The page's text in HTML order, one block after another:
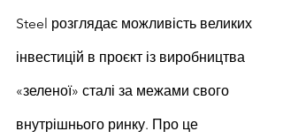
Steel розглядає можливість великих
інвестицій в проєкт із виробництва
«зеленої» сталі за межами свого
внутрішнього ринку. Про це